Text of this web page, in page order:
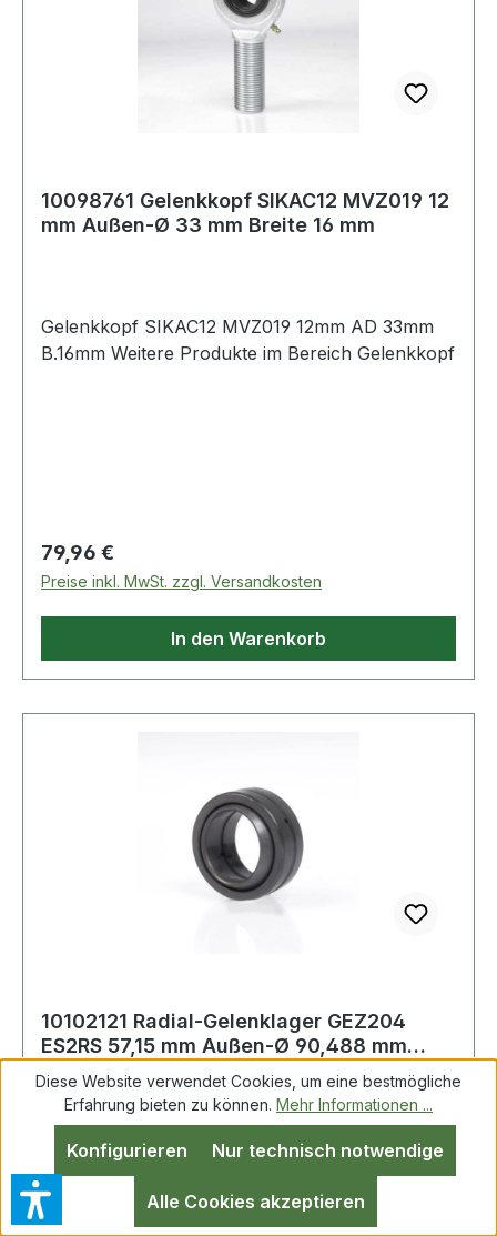
10098761 Gelenkkopf SIKAC12 MVZ019 12
mm Außen-Ø 33 mm Breite 16 mm
Gelenkkopf SIKAC12 MVZ019 12mm AD 33mm
B.16mm Weitere Produkte im Bereich Gelenkkopf
Regulärer Preis:
79,96 €
Preise inkl. MwSt. zzgl. Versandkosten
In den Warenkorb
10102121 Radial-Gelenklager GEZ204
ES2RS 57,15 mm Außen-Ø 90,488 mm
Breite 50,01
Radial-Gelenklager GEZ204 ES2RS 57,15mm AD
90,488mm B.50,013mm Weitere Produkte im
Bereich Radial-Gelenklager
Diese Website verwendet Cookies, um eine bestmögliche
Erfahrung bieten zu können. Mehr Informationen ...
Nur technisch notwendige
Konfigurieren
Alle Cookies akzeptieren